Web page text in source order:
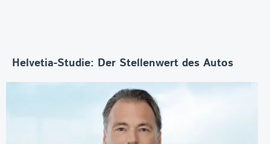
Helvetia-Studie: Der Stellenwert des Autos